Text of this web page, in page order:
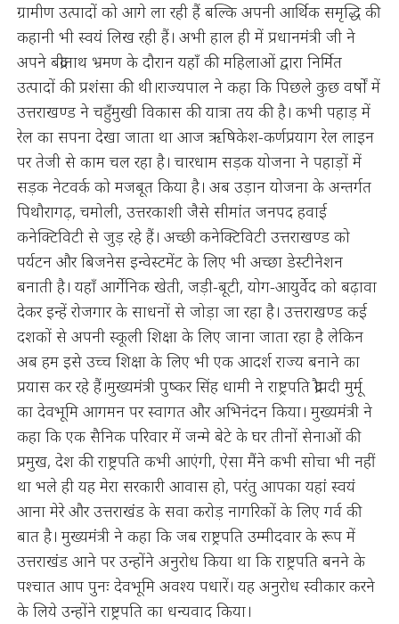
ग्रामीण उत्पादों को आगे ला रही हैं बल्कि अपनी आर्थिक समृद्धि की
कहानी भी स्वयं लिख रही हैं। अभी हाल ही में प्रधानमंत्री जी ने
अपने बद्रीनाथ भ्रमण के दौरान यहाँ की महिलाओं द्वारा निर्मित
उत्पादों की प्रशंसा की थी।राज्यपाल ने कहा कि पिछले कुछ वर्षों में
उत्तराखण्ड ने चहुँमुखी विकास की यात्रा तय की है। कभी पहाड़ में
रेल का सपना देखा जाता था आज ऋषिकेश-कर्णप्रयाग रेल लाइन
पर तेजी से काम चल रहा है। चारधाम सड़क योजना ने पहाड़ों में
सड़क नेटवर्क को मजबूत किया है। अब उड़ान योजना के अन्तर्गत
पिथौरागढ़, चमोली, उत्तरकाशी जैसे सीमांत जनपद हवाई
कनेक्टिविटी से जुड़ रहे हैं। अच्छी कनेक्टिविटी उत्तराखण्ड को
पर्यटन और बिजनेस इन्वेस्टमेंट के लिए भी अच्छा डेस्टीनेशन
बनाती है। यहाँ आर्गेनिक खेती, जड़ी-बूटी, योग-आयुर्वेद को बढ़ावा
देकर इन्हें रोजगार के साधनों से जोड़ा जा रहा है। उत्तराखण्ड कई
दशकों से अपनी स्कूली शिक्षा के लिए जाना जाता रहा है लेकिन
अब हम इसे उच्च शिक्षा के लिए भी एक आदर्श राज्य बनाने का
प्रयास कर रहे हैं।मुख्यमंत्री पुष्कर सिंह धामी ने राष्ट्रपति द्रौपदी मुर्मू
का देवभूमि आगमन पर स्वागत और अभिनंदन किया। मुख्यमंत्री ने
कहा कि एक सैनिक परिवार में जन्मे बेटे के घर तीनों सेनाओं की
प्रमुख, देश की राष्ट्रपति कभी आएंगी, ऐसा मैंने कभी सोचा भी नहीं
था भले ही यह मेरा सरकारी आवास हो, परंतु आपका यहां स्वयं
आना मेरे और उत्तराखंड के सवा करोड़ नागरिकों के लिए गर्व की
बात है। मुख्यमंत्री ने कहा कि जब राष्ट्रपति उम्मीदवार के रूप में
उत्तराखंड आने पर उन्होंने अनुरोध किया था कि राष्ट्रपति बनने के
पश्चात आप पुनः देवभूमि अवश्य पधारें। यह अनुरोध स्वीकार करने
के लिये उन्होंने राष्ट्रपति का धन्यवाद किया।